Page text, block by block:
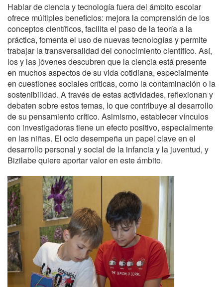
Hablar de ciencia y tecnología fuera del ámbito escolar
ofrece múltiples beneficios: mejora la comprensión de los
conceptos científicos, facilita el paso de la teoría a la
práctica, fomenta el uso de nuevas tecnologías y permite
trabajar la transversalidad del conocimiento científico. Así,
los y las jóvenes descubren que la ciencia está presente
en muchos aspectos de su vida cotidiana, especialmente
en cuestiones sociales críticas, como la contaminación o la
sostenibilidad. A través de estas actividades, reflexionan y
debaten sobre estos temas, lo que contribuye al desarrollo
de su pensamiento crítico. Asimismo, establecer vínculos
con investigadoras tiene un efecto positivo, especialmente
en las niñas. El ocio desempeña un papel clave en el
desarrollo personal y social de la infancia y la juventud, y
Bizilabe quiere aportar valor en este ámbito.